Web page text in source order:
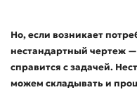
Но, если возникает
нестандартный чертеж
справится с задачей.
можем складывать и